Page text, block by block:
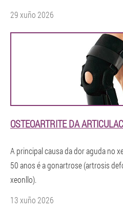
29 xuño 2026
OSTEOARTRITE DA
A principal causa da dor aguda no
50 anos é a gonartrose (artrosis
xeonllo).
13 xuño 2026